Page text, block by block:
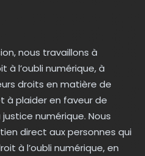
nous travaillons à
à l’oubli numérique, à
droits en matière de
à plaider en faveur de
numérique. Nous
direct aux personnes qui
à l’oubli numérique, en